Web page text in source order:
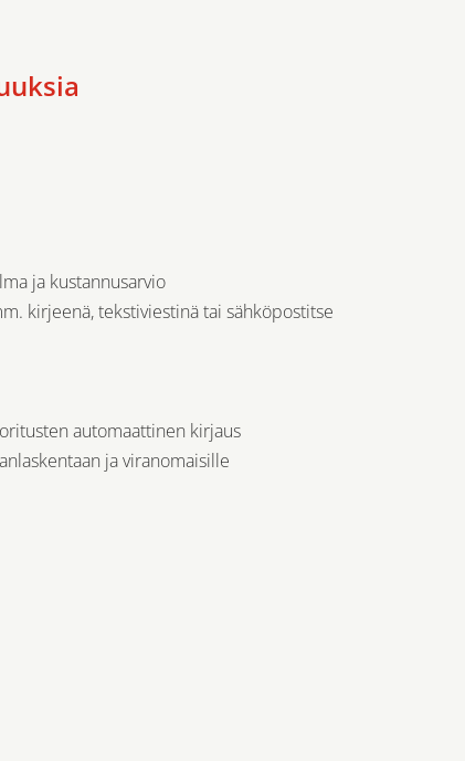
ja kustannusarvio
kirjeenä, tekstiviestinä tai sähköpostitse
automaattinen kirjaus
ja viranomaisille